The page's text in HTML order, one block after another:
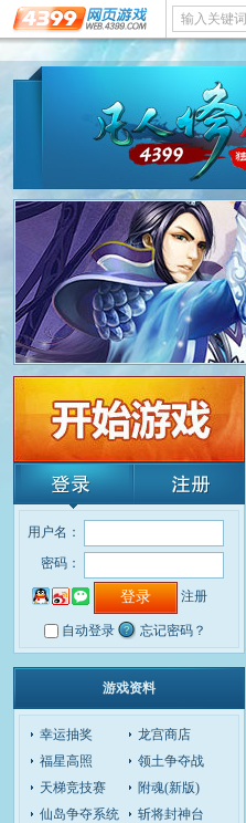
输入关键词
用户名：
密码：
注册
自动登录 忘记密码？
游戏资料
幸运抽奖
龙宫商店
福星高照
领土争夺战
天梯竞技赛
附魂(新版)
仙岛争夺系统
斩将封神台